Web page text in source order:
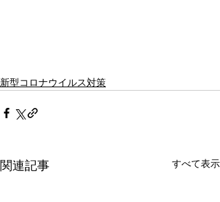
新型コロナウイルス対策
関連記事 すべて表示